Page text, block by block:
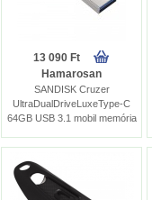
13 090 Ft
Hamarosan
SANDISK Cruzer
UltraDualDriveLuxeType-C
64GB USB 3.1 mobil memória